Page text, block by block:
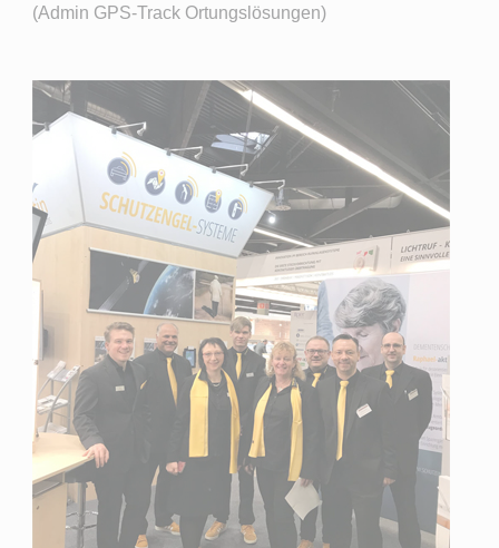
(Admin GPS-Track Ortungslösungen)